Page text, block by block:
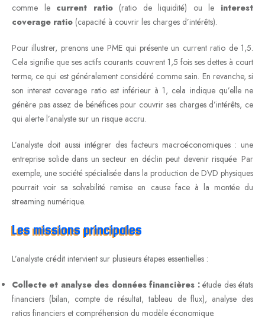
comme le current ratio(ratio de liquidité) ou le interest
coverage ratio (capacité à couvrir les charges d’intérêts).
Pour illustrer, prenons une PME qui présente un current ratio de 1,5.
Cela signifie que ses actifs courants couvrent 1,5 fois ses dettes à court
terme, ce qui est généralement considéré comme sain. En revanche, si
son interest coverage ratio est inférieur à 1, cela indique qu’elle ne
génère pas assez de bénéfices pour couvrir ses charges d’intérêts, ce
qui alerte l’analyste sur un risque accru.
L’analyste doit aussi intégrer des facteurs macroéconomiques : une
entreprise solide dans un secteur en déclin peut devenir risquée. Par
exemple, une société spécialisée dans la production de DVD physiques
pourrait voir sa solvabilité remise en cause face à la montée du
streaming numérique.
Les missions principales
L’analyste crédit intervient sur plusieurs étapes essentielles :
Collecte et analyse des données financières :étude des états
financiers (bilan, compte de résultat, tableau de flux), analyse des
ratios financiers et compréhension du modèle économique.